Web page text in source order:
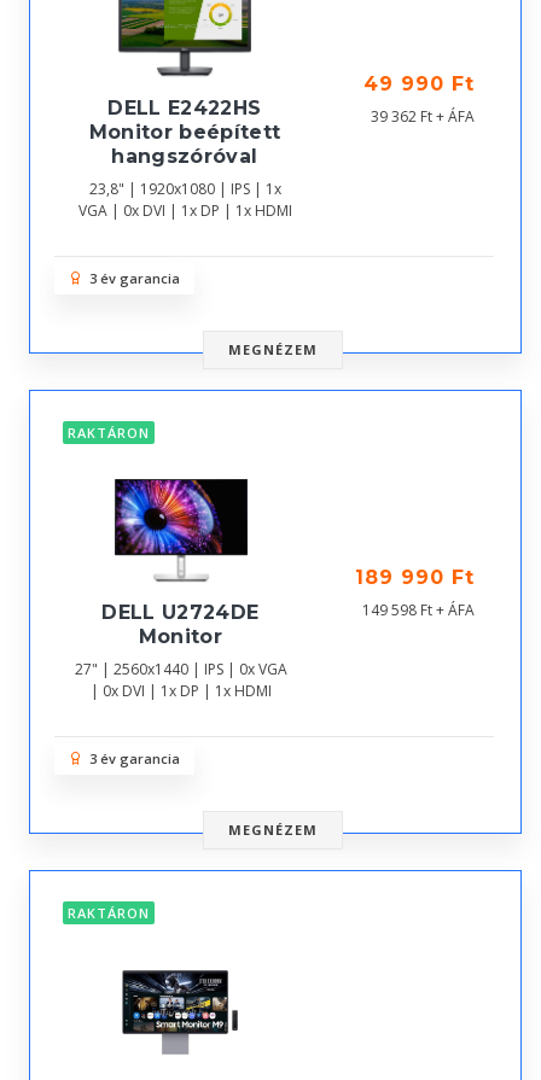
DELL E2422HS
Monitor beépített
hangszóróval
23,8" | 1920x1080 | IPS | 1x
VGA | 0x DVI | 1x DP | 1x HDMI
49 990 Ft
39 362 Ft + ÁFA
3 év garancia
MEGNÉZEM
RAKTÁRON
DELL U2724DE
Monitor
27" | 2560x1440 | IPS | 0x VGA
| 0x DVI | 1x DP | 1x HDMI
189 990 Ft
149 598 Ft + ÁFA
3 év garancia
MEGNÉZEM
RAKTÁRON